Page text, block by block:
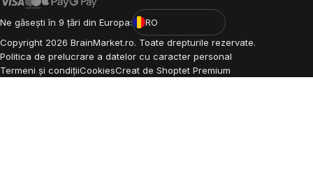
Ne găsești în 9 țări din Europa:
RO
Copyright 2026 BrainMarket.ro. Toate drepturile rezervate.
Politica de prelucrare a datelor cu caracter personal
Termeni și condițiiCookiesCreat de Shoptet Premium